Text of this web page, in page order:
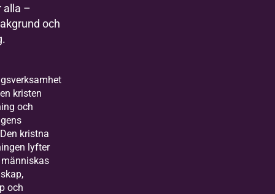
alla –
och
kristen
och
kristna
lyfter
och